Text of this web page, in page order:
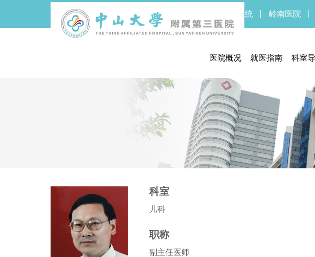
新OA系统 岭南医院
医院概况
医院领导
医院文化
医院新闻
医疗设备
期刊中心
就医指南
住院指南
交通信息
联系方式
体检须知
科室
迹
科室
儿科
职称
副主任医师